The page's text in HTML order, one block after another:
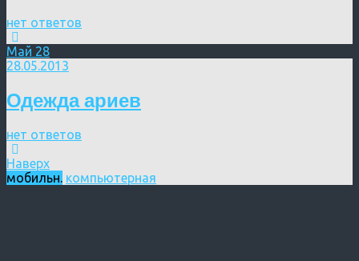
нет ответов
Май 28
28.05.2013
Одежда ариев
нет ответов
Наверх
мобильн. компьютерная